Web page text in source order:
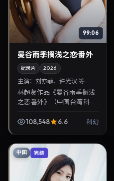
99:06
曼谷雨季搁浅之恋·番外
纪录片 2026
主演： 刘亦菲、许光汉 等
林超贤作品《曼谷雨季搁浅
之恋·番外》（中国台湾·科
衔，2026年2月14日正式上
108,548 6.6 科幻
中国 完结